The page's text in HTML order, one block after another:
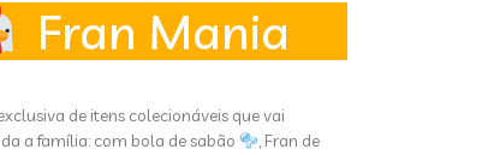
Fran Mania
de itens colecionáveis que vai
a família: com bola de sabão
, Fran de